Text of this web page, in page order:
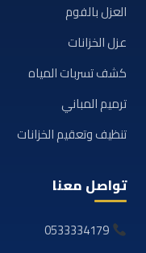
العزل بالفوم
عزل الخزانات
كشف تسربات المياه
ترميم المباني
تنظيف وتعقيم الخزانات
تواصل معنا
0533334179